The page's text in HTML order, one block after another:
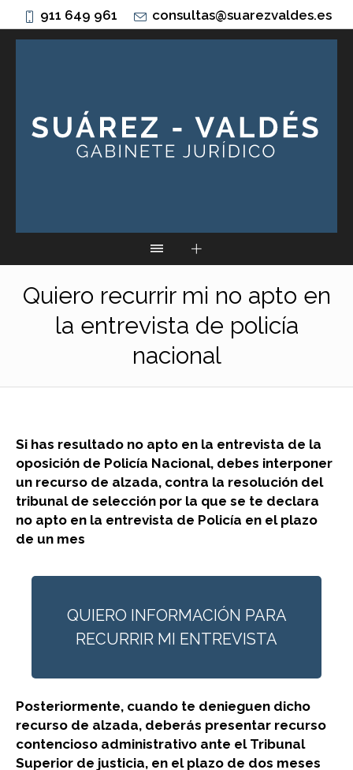
911 649 961 consultas@suarezvaldes.es
Quiero recurrir mi no apto en
la entrevista de policía
nacional
Si has resultado no apto en la entrevista de la
oposición de Policía Nacional, debes interponer
un recurso de alzada, contra la resolución del
tribunal de selección por la que se te declara
no apto en la entrevista de Policía en el plazo
de un mes
QUIERO INFORMACIÓN PARA
RECURRIR MI ENTREVISTA
Posteriormente, cuando te denieguen dicho
recurso de alzada, deberás presentar recurso
contencioso administrativo ante el Tribunal
Superior de justicia, en el plazo de dos meses